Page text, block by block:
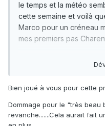
le temps et la météo
cette semaine et voilà
Marco pour un créneau
mes premiers pas
découvrir ces zones,
travail, j'ai droit à une
production tandis qu'il
A l'heure prévue on
Bien joué à vous pour cette
Dommage pour le "très beau
revanche.......Cela aurait fait